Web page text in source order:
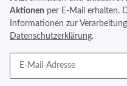
Aktionen per E-Mail erhalten.
Informationen zur
Datenschutzerklärung.